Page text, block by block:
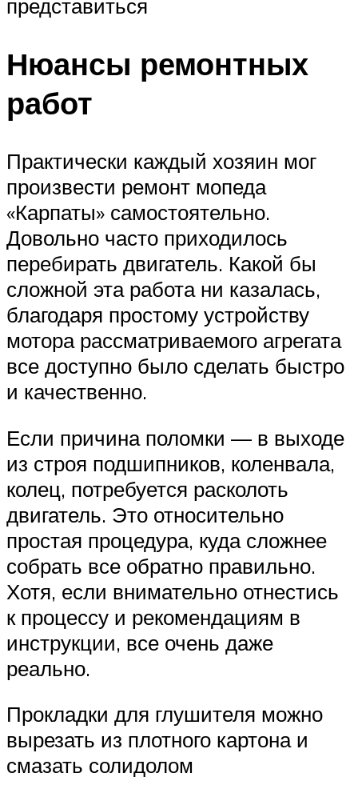
представиться
Нюансы ремонтных
работ
Практически каждый хозяин мог
произвести ремонт мопеда
«Карпаты» самостоятельно.
Довольно часто приходилось
перебирать двигатель. Какой бы
сложной эта работа ни казалась,
благодаря простому устройству
мотора рассматриваемого агрегата
все доступно было сделать быстро
и качественно.
Если причина поломки — в выходе
из строя подшипников, коленвала,
колец, потребуется расколоть
двигатель. Это относительно
простая процедура, куда сложнее
собрать все обратно правильно.
Хотя, если внимательно отнестись
к процессу и рекомендациям в
инструкции, все очень даже
реально.
Прокладки для глушителя можно
вырезать из плотного картона и
смазать солидолом